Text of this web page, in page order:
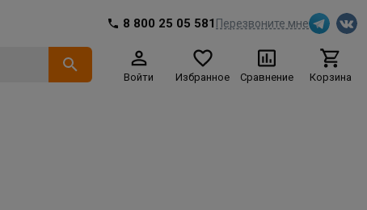
8 800 25 05 581 Перезвоните мне
Войти Избранное Сравнение Корзина